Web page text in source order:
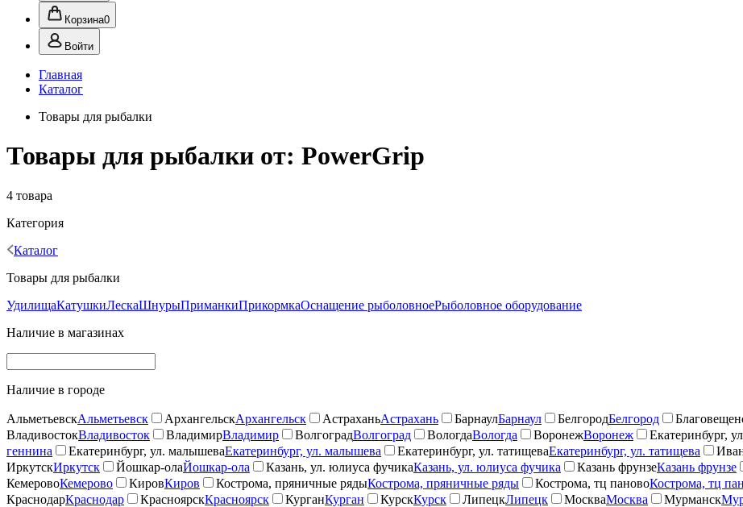
Корзина0
Войти
Главная
Каталог
Товары для рыбалки
Товары для рыбалки от: PowerGrip
4 товара
Категория
Каталог
Товары для рыбалки
УдилищаКатушкиЛескаШнурыПриманкиПрикормкаОснащение рыболовноеРыболовное оборудование
Наличие в магазинах
Наличие в городе
АльметьевскАльметьевск АрхангельскАрхангельск АстраханьАстрахань БарнаулБарнаул БелгородБелгород
ВладивостокВладивосток ВладимирВладимир ВолгоградВолгоград ВологдаВологда ВоронежВоронеж Екатеринбург,
геннина
Екатеринбург, ул. малышеваЕкатеринбург, ул. малышева Екатеринбург, ул. татищеваЕкатеринбург, ул. татищева
ИркутскИркутск Йошкар-олаЙошкар-ола Казань, ул. юлиуса фучикаКазань, ул. юлиуса фучика Казань фрунзеКазань фрунзе
КемеровоКемерово КировКиров Кострома, пряничные рядыКострома, пряничные ряды Кострома, тц пановоКострома, тц
КраснодарКраснодар КрасноярскКрасноярск КурганКурган КурскКурск ЛипецкЛипецк МоскваМосква Мурманск